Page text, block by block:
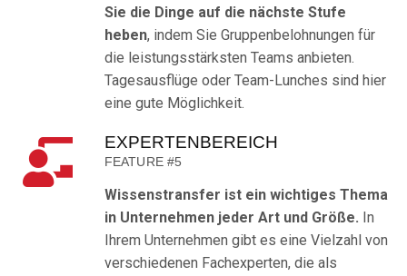
Sie die Dinge auf die nächste Stufe
heben, indem Sie Gruppenbelohnungen für
die leistungsstärksten Teams anbieten.
Tagesausflüge oder Team-Lunches sind hier
eine gute Möglichkeit.
EXPERTENBEREICH
FEATURE #5
Wissenstransfer ist ein wichtiges Thema
in Unternehmen jeder Art und Größe. In
Ihrem Unternehmen gibt es eine Vielzahl von
verschiedenen Fachexperten, die als